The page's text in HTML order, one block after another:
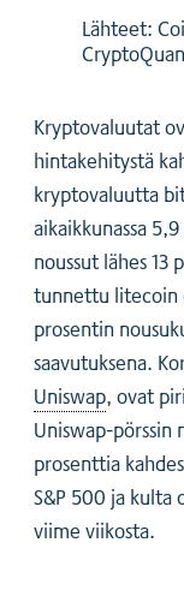
Lähteet:
Kryptovaluutat
hintakehitystä
kryptovaluutta
aikaikkunassa
noussut lähes
tunnettu litecoin
prosentin
saavutuksena.
Uniswap, ovat
Uniswap-pörssin
prosenttia
S&P 500 ja
viime viikosta.